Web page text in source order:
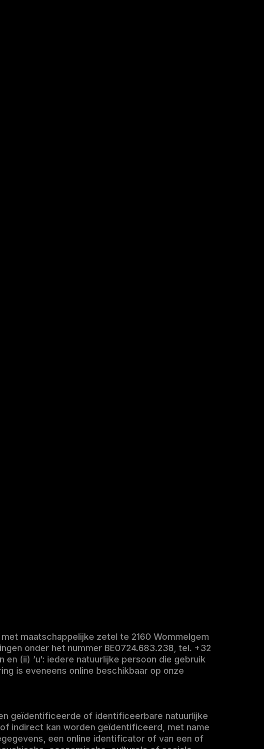
maatschappelijke zetel te 2160 Wommelgem
onder het nummer BE0724.683.238, tel. +32
(ii) ‘u’: iedere natuurlijke persoon die gebruik
is eveneens online beschikbaar op onze
geïdentificeerde of identificeerbare natuurlijke
indirect kan worden geïdentificeerd, met name
een online identificator of van een of